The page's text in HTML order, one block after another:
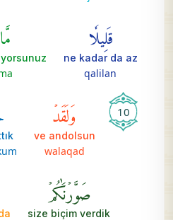
قَلِيلٗا
ne kadar da az
qalilan
مَّا
10 وَلَقَدۡ
ve andolsun
walaqad
صَوَّرۡنَٰكُمۡ
size biçim verdik